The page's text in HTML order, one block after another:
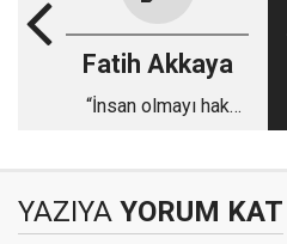
Fatih Akkaya
“İnsan olmayı hak
YAZIYA YORUM KAT